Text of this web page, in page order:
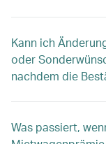
Kann ich
oder
nachdem die
Was passiert,